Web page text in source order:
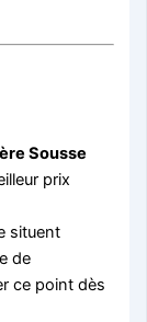
Sousse
prix
situent
de
ce point dès